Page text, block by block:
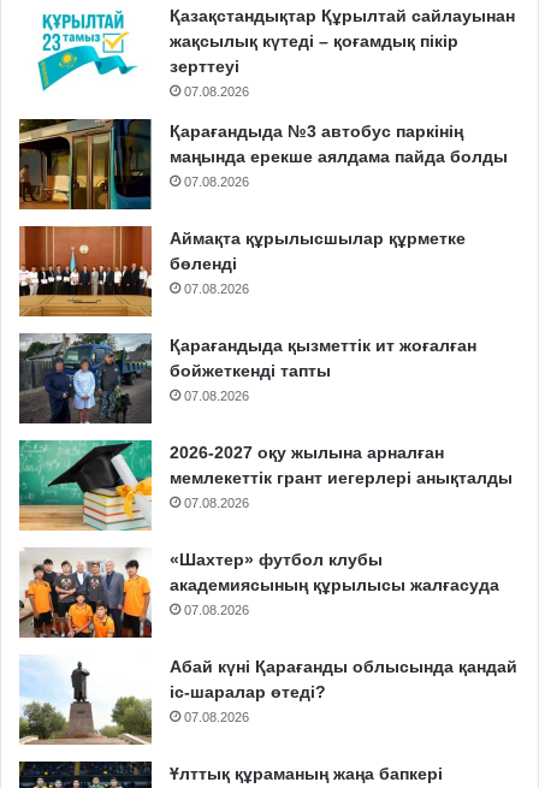
Қазақстандықтар Құрылтай сайлауынан
жақсылық күтеді – қоғамдық пікір
зерттеуі
07.08.2026
Қарағандыда №3 автобус паркінің
маңында ерекше аялдама пайда болды
07.08.2026
Аймақта құрылысшылар құрметке
бөленді
07.08.2026
Қарағандыда қызметтік ит жоғалған
бойжеткенді тапты
07.08.2026
2026-2027 оқу жылына арналған
мемлекеттік грант иегерлері анықталды
07.08.2026
«Шахтер» футбол клубы
академиясының құрылысы жалғасуда
07.08.2026
Абай күні Қарағанды облысында қандай
іс-шаралар өтеді?
07.08.2026
Ұлттық құраманың жаңа бапкері